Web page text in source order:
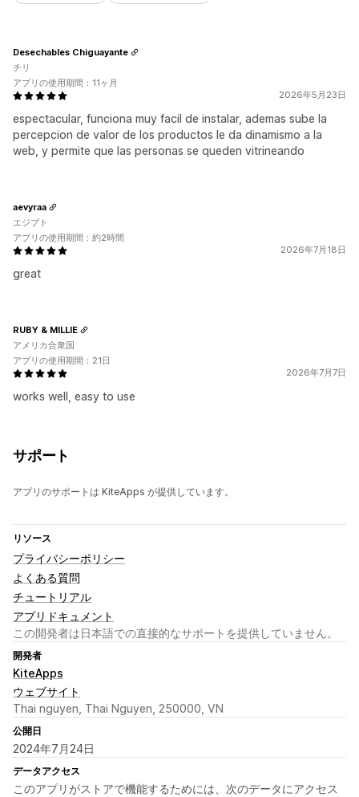
2026年5月23日
espectacular, funciona muy facil de instalar, ademas sube la
percepcion de valor de los productos le da dinamismo a la
web, y permite que las personas se queden vitrineando
Desechables Chiguayante
チリ
アプリの使用期間：11ヶ月
2026年7月18日
great
aevyraa
エジプト
アプリの使用期間：約2時間
2026年7月7日
works well, easy to use
RUBY & MILLIE
アメリカ合衆国
アプリの使用期間：21日
サポート
アプリのサポートは KiteApps が提供しています。
リソース
プライバシーポリシー
よくある質問
チュートリアル
アプリドキュメント
この開発者は日本語での直接的なサポートを提供していません。
開発者
KiteApps
ウェブサイト
Thai nguyen, Thai Nguyen, 250000, VN
公開日
2024年7月24日
データアクセス
このアプリがストアで機能するためには、次のデータにアクセス